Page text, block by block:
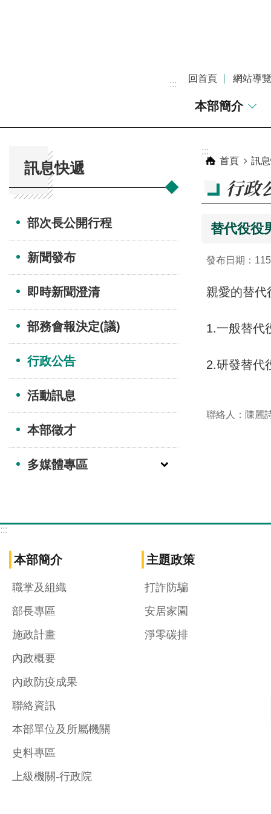
:::
回首頁 網站導覽
本部簡介
訊息快遞
部次長公開行程
新聞發布
即時新聞澄清
部務會報決定(議)
行政公告
活動訊息
本部徵才
多媒體專區
:::
首頁
訊
行政
替代役役
發布日期：
親愛的替代
1.一般替代
2.研發替代
聯絡人：陳麗
:::
本部簡介
職掌及組織
部長專區
施政計畫
內政概要
內政防疫成果
聯絡資訊
本部單位及所屬機關
史料專區
上級機關-行政院
主題政策
打詐防騙
安居家園
淨零碳排